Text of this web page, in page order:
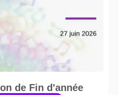
de Fin d'année